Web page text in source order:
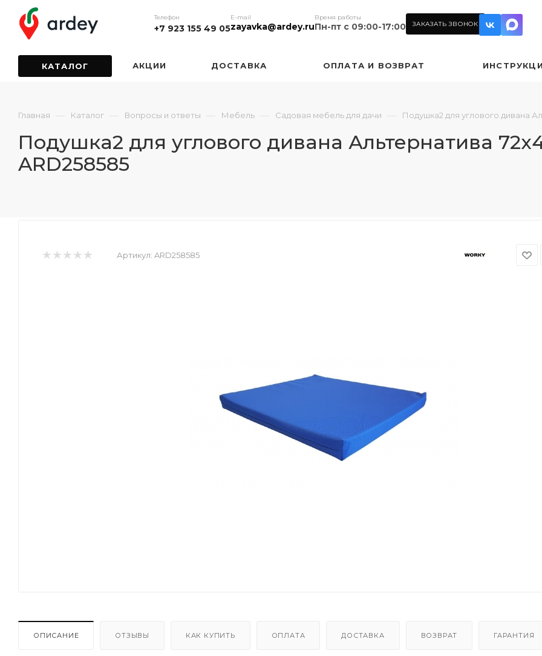
Телефон
+7 923 155 49 05
E-mail
zayavka@ardey.ru
Время работы
Пн-пт с 09:00-17:00 ЗАКАЗАТЬ ЗВОНОК
КАТАЛОГ АКЦИИ ДОСТАВКА ОПЛАТА И ВОЗВРАТ
Главная — Каталог — Вопросы и ответы — Мебель — Садовая мебель для дачи — Подушка2 для углового дивана
Подушка2 для углового дивана Альтернатива
ARD258585
Артикул: ARD258585
ОПИСАНИЕ ОТЗЫВЫ КАК КУПИТЬ ОПЛАТА ДОСТАВКА ВОЗВРАТ ГАРАНТИЯ